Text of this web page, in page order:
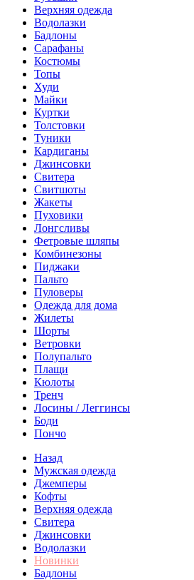
Верхняя одежда
Водолазки
Бадлоны
Сарафаны
Костюмы
Топы
Худи
Майки
Куртки
Толстовки
Туники
Кардиганы
Джинсовки
Свитера
Свитшоты
Жакеты
Пуховики
Лонгсливы
Фетровые шляпы
Комбинезоны
Пиджаки
Пальто
Пуловеры
Одежда для дома
Жилеты
Шорты
Ветровки
Полупальто
Плащи
Кюлоты
Тренч
Лосины / Леггинсы
Боди
Пончо
Назад
Мужская одежда
Джемперы
Кофты
Верхняя одежда
Свитера
Джинсовки
Водолазки
Новинки
Бадлоны